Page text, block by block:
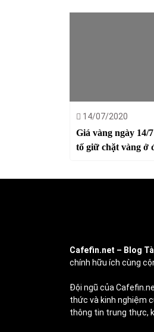
14/07/2020
Giá vàng ngày 14/
tố giữ chặt vàng ở
Cafefin.net – Blog
chính hữu ích cùng
Đội ngũ của
thức và kinh nghiệm
thông tin trung thực,